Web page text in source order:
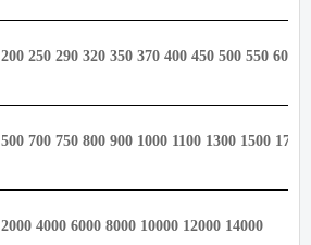
200 250 290 320 350 370 400 450 500 550 600
500 700 750 800 900 1000 1100 1300 1500
2000 4000 6000 8000 10000 12000 14000